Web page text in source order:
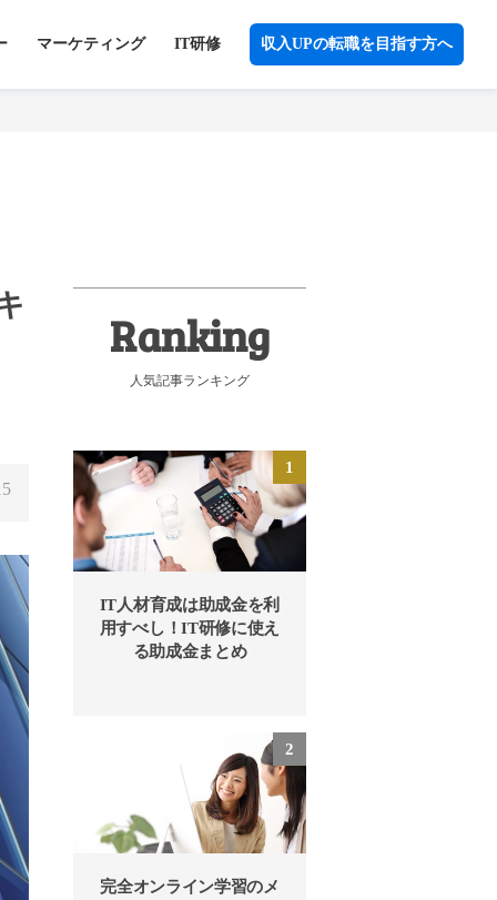
マーケティング IT研修 収入UPの転職を目指す方へ
人気記事ランキング
IT人材育成は助成金を利
用すべし！IT研修に使え
る助成金まとめ
完全オンライン学習のメ